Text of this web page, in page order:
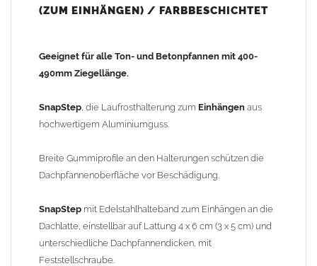
(Stützlatte) direkt unterhalb der Normallattung als Verstärkung
Material: Aluminiumguss, plus Pulverbeschichtung
01 naturrot, 02 dunkelbraun, 03 anthrazit, 04 ziegel-
Laufrostbügelbreite: 250mm
Stützweitenabstand: max. 1200mm (1,2m)
Wichtiger Hinweis zur Dachtritt Montage: Der maximale
Stützenweitenabstand für die Laufrostgitter beträgt 1,2m.
(ZUM EINHÄNGEN) / FARBBESCHICHTET
Geeignet für alle Ton- und Betonpfannen mit 400-
490mm Ziegellänge.
SnapStep , die Laufrosthalterung zum Einhängen aus
hochwertigem Aluminiumguss.
Breite Gummiprofile an den Halterungen schützen die
Dachpfannenoberfläche vor Beschädigung.
SnapStep mit Edelstahlhalteband zum Einhängen an die
Dachlatte, einstellbar auf Lattung 4 x 6 cm (3 x 5 cm) und
unterschiedliche Dachpfannendicken, mit
Feststellschraube.